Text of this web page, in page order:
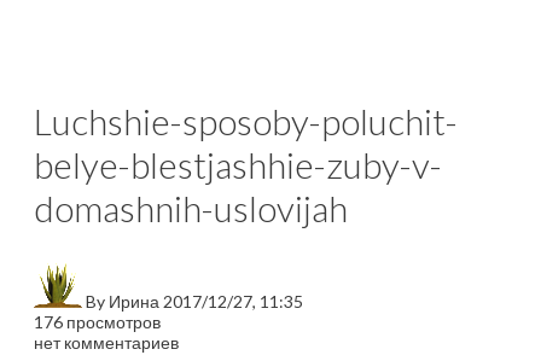
Luchshie-sposoby-poluchit-
belye-blestjashhie-zuby-v-
domashnih-uslovijah
By Ирина 2017/12/27, 11:35
176 просмотров
нет комментариев